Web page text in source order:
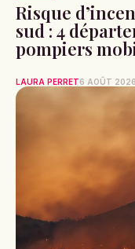
Risque
sud : 4
pompiers
LAURA PERRET6 AOÛT 2026